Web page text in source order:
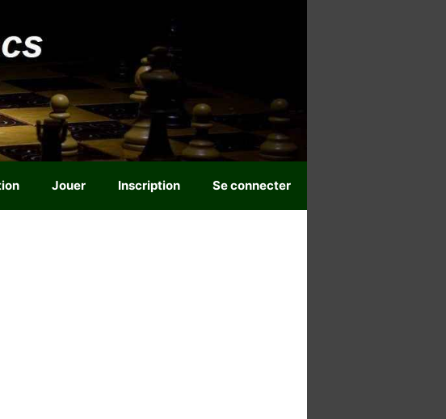
Jouer Inscription Se connecter